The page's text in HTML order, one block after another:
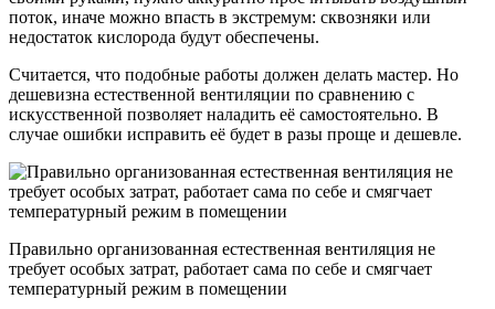
поток, иначе можно впасть в экстремум: сквозняки или
недостаток кислорода будут обеспечены.
Считается, что подобные работы должен делать мастер. Но
дешевизна естественной вентиляции по сравнению с
искусственной позволяет наладить её самостоятельно. В
случае ошибки исправить её будет в разы проще и дешевле.
Правильно организованная естественная вентиляция не
требует особых затрат, работает сама по себе и смягчает
температурный режим в помещении